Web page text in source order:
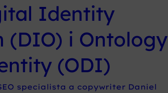
Identity
(DIO) i Ontology
(ODI)
specialista a copywriter Daniel